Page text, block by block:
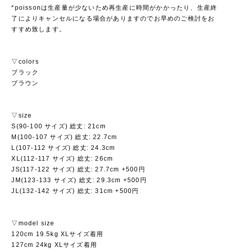
*poissonは生産量が少ないため再生産に時間がかかったり、生産終
了によりキャンセルになる場合がありますのでお早めのご検討をお
すすめ致します。
▽colors
ブラック
ブラウン
▽size
S(90-100 サイズ) 総丈: 21cm
M(100-107 サイズ) 総丈: 22.7cm
L(107-112 サイズ) 総丈: 24.3cm
XL(112-117 サイズ) 総丈: 26cm
JS(117-122 サイズ) 総丈: 27.7cm +500円
JM(123-133 サイズ) 総丈: 29.3cm +500円
JL(132-142 サイズ) 総丈: 31cm +500円
▽model size
120cm 19.5kg XLサイズ着用
127cm 24kg XLサイズ着用